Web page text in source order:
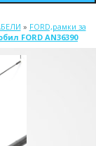
» FORD,рамки за
FORD AN36390